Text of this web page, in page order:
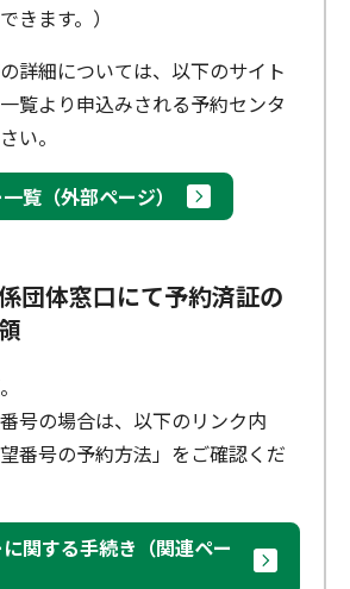
きます。）
詳細については、以下のサイト
覧より申込みされる予約センタ
い。
覧（外部ページ）
団体窓口にて予約済証の
号の場合は、以下のリンク内
望番号の予約方法」をご確認くだ
関する手続き（関連ペー